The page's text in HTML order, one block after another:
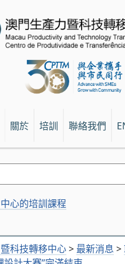
關於 培訓 聯絡我們
科技轉移中心> 最新消息 >
心的培訓課程